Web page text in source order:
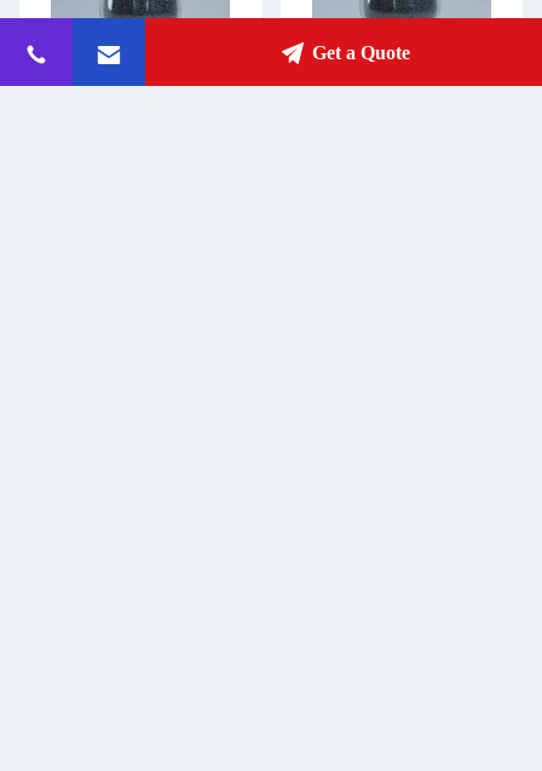
Get a Quote